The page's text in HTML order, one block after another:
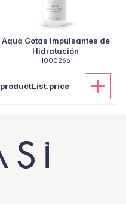
Aqua Gotas Impulsantes de
Hidratación
1000266
productList.price